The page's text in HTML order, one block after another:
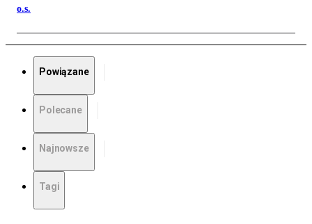
o.s.
Powiązane
Polecane
Najnowsze
Tagi